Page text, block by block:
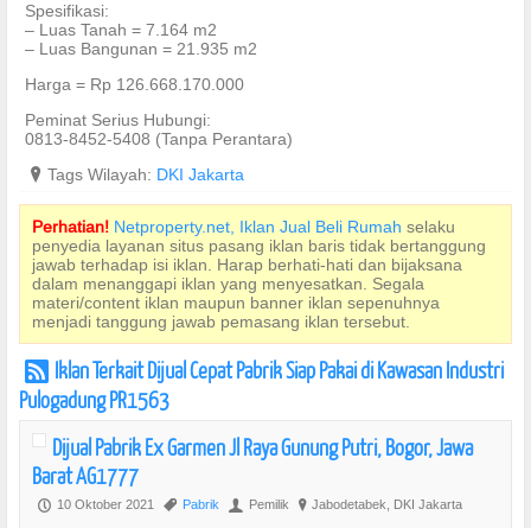
Spesifikasi:
– Luas Tanah = 7.164 m2
– Luas Bangunan = 21.935 m2
Harga = Rp 126.668.170.000
Peminat Serius Hubungi:
0813-8452-5408 (Tanpa Perantara)
? Tags Wilayah: DKI Jakarta
Perhatian! Netproperty.net, Iklan Jual Beli Rumah selaku
penyedia layanan situs pasang iklan baris tidak bertanggung
jawab terhadap isi iklan. Harap berhati-hati dan bijaksana
dalam menanggapi iklan yang menyesatkan. Segala
materi/content iklan maupun banner iklan sepenuhnya
menjadi tanggung jawab pemasang iklan tersebut.
r Iklan Terkait Dijual Cepat Pabrik Siap Pakai di Kawasan Industri
Pulogadung PR1563
Dijual Pabrik Ex Garmen Jl Raya Gunung Putri, Bogor, Jawa
Barat AG1777
P 10 Oktober 2021 , Pabrik U Pemilik ? Jabodetabek, DKI Jakarta